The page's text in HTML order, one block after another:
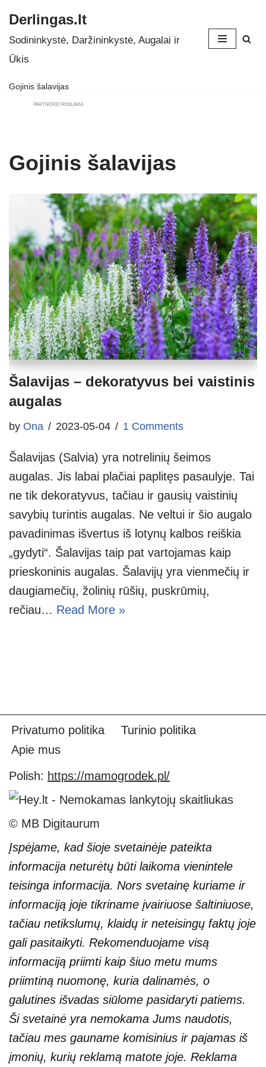
Skip
to
Derlingas.lt
Sodininkystė, Daržininkystė, Augalai ir
Ūkis
Gojinis šalavijas
PARTNERIO REKLAMA
Gojinis šalavijas
Šalavijas – dekoratyvus bei vaistinis
augalas
by Ona 2023-05-04 1 Comments
Šalavijas (Salvia) yra notrelinių šeimos
augalas. Jis labai plačiai paplitęs pasaulyje. Tai
ne tik dekoratyvus, tačiau ir gausių vaistinių
savybių turintis augalas. Ne veltui ir šio augalo
pavadinimas išvertus iš lotynų kalbos reiškia
„gydyti“. Šalavijas taip pat vartojamas kaip
prieskoninis augalas. Šalavijų yra vienmečių ir
daugiamečių, žolinių rūšių, puskrūmių,
rečiau… Read More »
Privatumo politika
Turinio politika
Apie mus
Polish: https://mamogrodek.pl/
© MB Digitaurum
Įspėjame, kad šioje svetainėje pateikta
informacija neturėtų būti laikoma vienintele
teisinga informacija. Nors svetainę kuriame ir
informaciją joje tikriname įvairiuose šaltiniuose,
tačiau netikslumų, klaidų ir neteisingų faktų joje
gali pasitaikyti. Rekomenduojame visą
informaciją priimti kaip šiuo metu mums
priimtiną nuomonę, kuria dalinamės, o
galutines išvadas siūlome pasidaryti patiems.
Ši svetainė yra nemokama Jums naudotis,
tačiau mes gauname komisinius ir pajamas iš
įmonių, kurių reklamą matote joje. Reklama